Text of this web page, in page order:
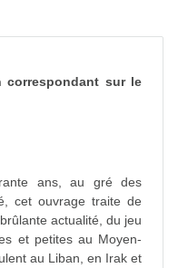
correspondant sur le
ans, au gré des
cet ouvrage traite de
actualité, du jeu
et petites au Moyen-
au Liban, en Irak et